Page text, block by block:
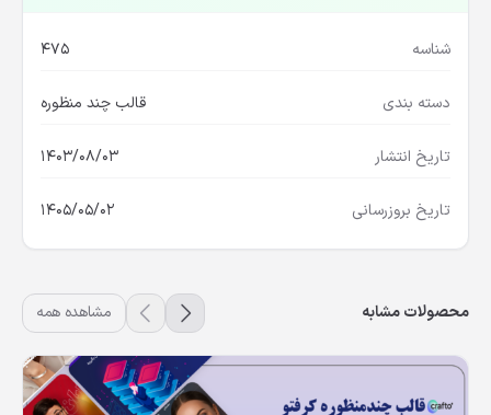
شناسه 475
دسته بندی قالب چند منظوره
تاریخ انتشار 1403/08/03
تاریخ بروزرسانی 1405/05/02
محصولات مشابه مشاهده همه